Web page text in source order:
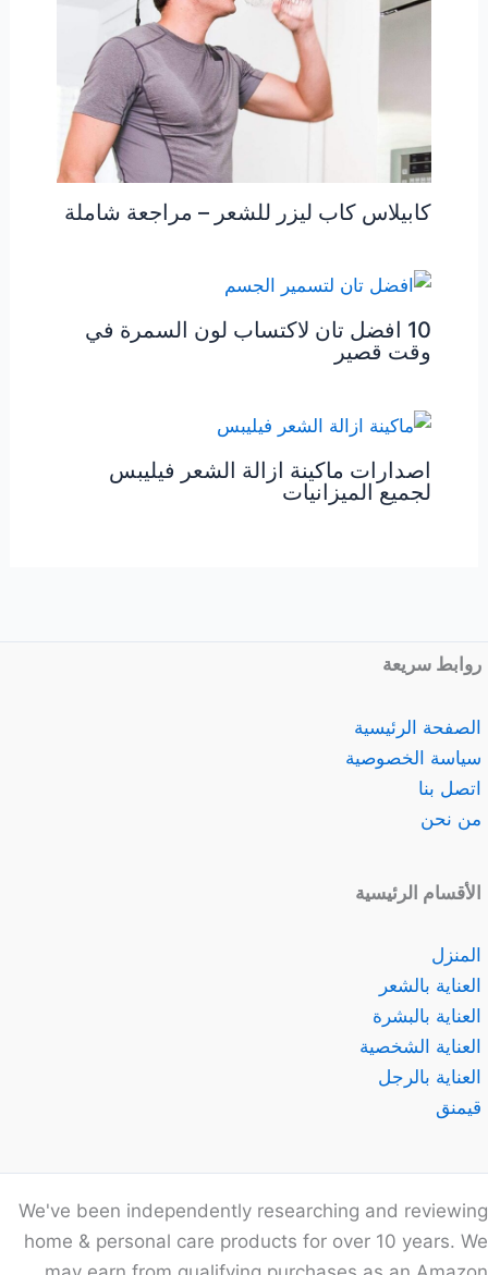
كابيلاس كاب ليزر للشعر – مراجعة شاملة
10 افضل تان لاكتساب لون السمرة في
وقت قصير
اصدارات ماكينة ازالة الشعر فيليبس
لجميع الميزانيات
روابط سريعة
الصفحة الرئيسية
سياسة الخصوصية
اتصل بنا
من نحن
الأقسام الرئيسية
المنزل
العناية بالشعر
العناية بالبشرة
العناية الشخصية
العناية بالرجل
قيمنق
We've been independently researching and reviewing
home & personal care products for over 10 years. We